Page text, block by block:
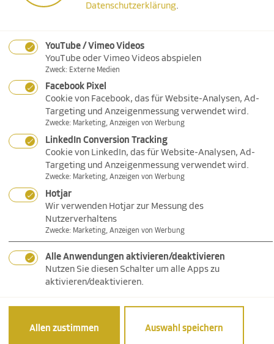
Individuelle Beratung in Ihrer Nähe
Vermögensberater*in
finden
In einer zunehmend komplexen Welt ist es besser,
kompetenten Rat und Hilfe in finanziellen Fragen
einzuholen. Unsere Vermögensberater*innen helfen Ihnen
dabei, die richtigen Entscheidungen zu treffen. Suchen Sie
ganz einfach anhand Ihres Wohnortes Ihre neue
persönliche Vermögensberaterin oder Ihren neuen
persönlichen Vermögensberater. Unsere
Vermögensberater*innen richten sich danach, wann Sie
Zeit haben und besuchen Sie auch zu Hause – selbst am
Wochenende.
Datenschutzerklärung.
YouTube / Vimeo Videos
YouTube oder Vimeo Videos abspielen
Zweck: Externe Medien
Facebook Pixel
Cookie von Facebook, das für Website-Analysen, Ad-
Targeting und Anzeigenmessung verwendet wird.
Zwecke: Marketing, Anzeigen von Werbung
LinkedIn Conversion Tracking
Cookie von LinkedIn, das für Website-Analysen, Ad-
Targeting und Anzeigenmessung verwendet wird.
Zwecke: Marketing, Anzeigen von Werbung
Hotjar
Wir verwenden Hotjar zur Messung des
Nutzerverhaltens
Zwecke: Marketing, Anzeigen von Werbung
Alle Anwendungen aktivieren/deaktivieren
Nutzen Sie diesen Schalter um alle Apps zu
aktivieren/deaktivieren.
Allen zustimmen Auswahl speichern